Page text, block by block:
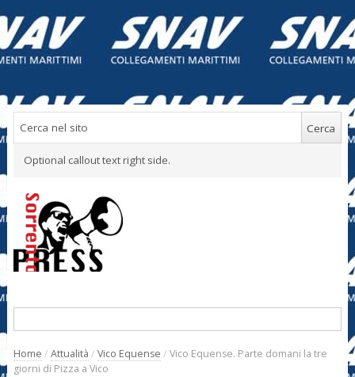
Optional callout text right side.
Home / Attualità / Vico Equense / Vico Equense. Parte domani la tre
giorni di Pizza a Vico